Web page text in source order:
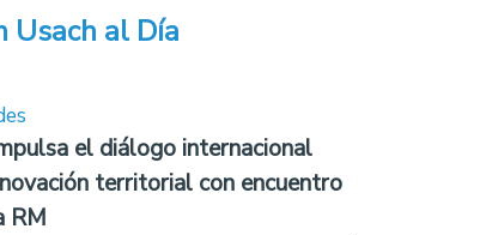
Usach al Día
el diálogo internacional
territorial con encuentro
RM